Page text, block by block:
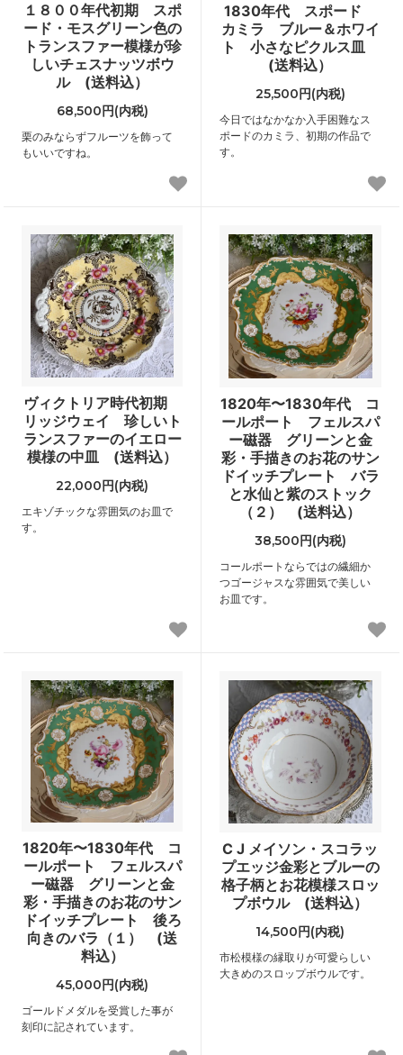
１８００年代初期 スポ
ード・モスグリーン色の
トランスファー模様が珍
しいチェスナッツボウ
ル (送料込）
68,500円(内税)
栗のみならずフルーツを飾って
もいいですね。
1830年代 スポード
カミラ ブルー＆ホワイ
ト 小さなピクルス皿
(送料込）
25,500円(内税)
今日ではなかなか入手困難なス
ポードのカミラ、初期の作品で
す。
ヴィクトリア時代初期
リッジウェイ 珍しいト
ランスファーのイエロー
模様の中皿 (送料込）
22,000円(内税)
エキゾチックな雰囲気のお皿で
す。
1820年〜1830年代 コ
ールポート フェルスパ
ー磁器 グリーンと金
彩・手描きのお花のサン
ドイッチプレート バラ
と水仙と紫のストック
（２） (送料込）
38,500円(内税)
コールポートならではの繊細か
つゴージャスな雰囲気で美しい
お皿です。
1820年〜1830年代 コ
ールポート フェルスパ
ー磁器 グリーンと金
彩・手描きのお花のサン
ドイッチプレート 後ろ
向きのバラ（１） (送
料込）
45,000円(内税)
ゴールドメダルを受賞した事が
刻印に記されています。
C J メイソン・スコラッ
プエッジ金彩とブルーの
格子柄とお花模様スロッ
プボウル (送料込）
14,500円(内税)
市松模様の縁取りが可愛らしい
大きめのスロップボウルです。